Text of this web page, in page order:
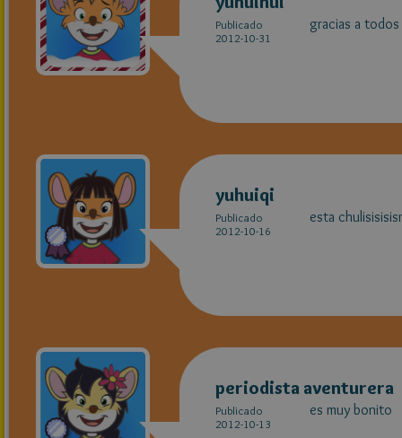
Publicado
2012-10-31
gracias a todos
yuhuiqi
Publicado
2012-10-16
esta
periodista aventurera
Publicado
2012-10-13
es muy bonito